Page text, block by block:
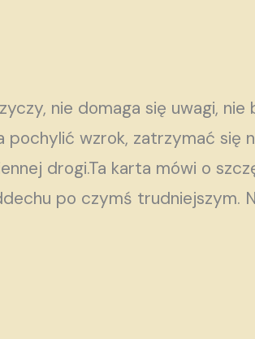
nie domaga się uwagi, nie
pochylić wzrok, zatrzymać się
drogi.Ta karta mówi o
po czymś trudniejszym.